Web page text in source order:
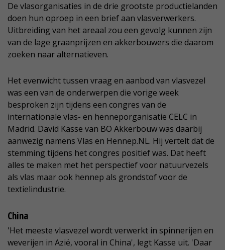
De vlasorganisaties in de drie grootste productielanden
doen hun oproep in een brief aan vlasverwerkers.
Uitbreiding van het areaal zou een gevolg kunnen zijn
van de lage graanprijzen en akkerbouwers die daarom
zoeken naar alternatieven.
Het evenwicht tussen vraag en aanbod van vlasvezel
was een van de onderwerpen die vorige week
besproken zijn tijdens een congres van de
internationale vlas- en henneporganisatie CELC in
Madrid. David Kasse van BO Akkerbouw was daarbij
aanwezig namens Vlas en Hennep.NL. Hij vertelt dat de
stemming tijdens het congres positief was. Dat heeft
alles te maken met het perspectief voor natuurvezels
als vlas maar ook hennep als grondstof voor de
textielindustrie.
China
'Het meeste vlasvezel wordt verwerkt in spinnerijen en
weverijen in Azië, vooral in China', legt Kasse uit. 'Daar